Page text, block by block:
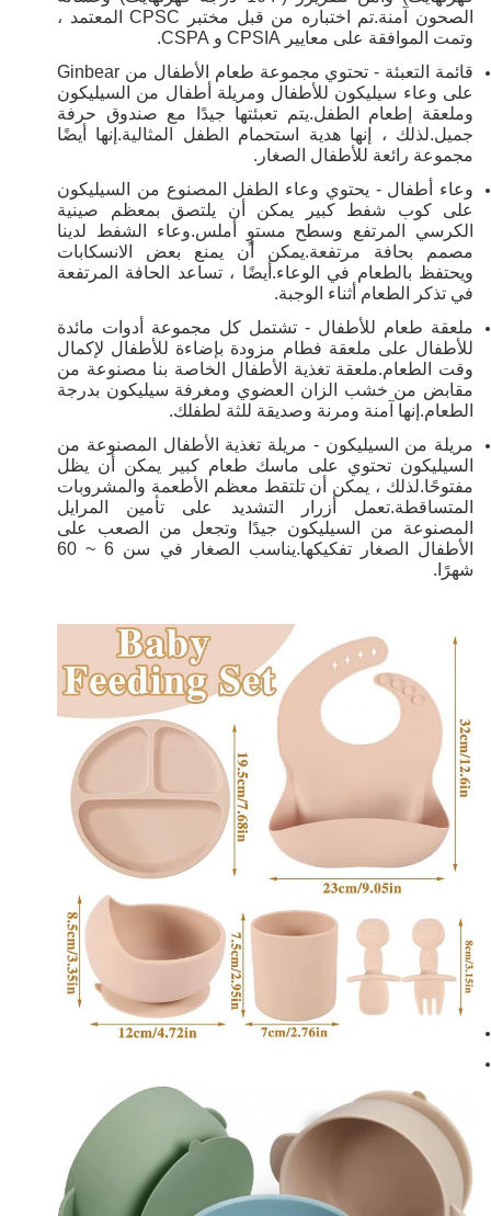
الصحون آمنة.تم اختباره من قبل مختبر CPSC المعتمد ،
وتمت الموافقة على معايير CPSIA و CSPA.
قائمة التعبئة - تحتوي مجموعة طعام الأطفال من Ginbear
على وعاء سيليكون للأطفال ومريلة أطفال من السيليكون
وملعقة إطعام الطفل.يتم تعبئتها جيدًا مع صندوق حرفة
جميل.لذلك ، إنها هدية استحمام الطفل المثالية.إنها أيضًا
مجموعة رائعة للأطفال الصغار.
وعاء أطفال - يحتوي وعاء الطفل المصنوع من السيليكون
على كوب شفط كبير يمكن أن يلتصق بمعظم صينية
الكرسي المرتفع وسطح مستوٍ أملس.وعاء الشفط لدينا
مصمم بحافة مرتفعة.يمكن أن يمنع بعض الانسكابات
ويحتفظ بالطعام في الوعاء.أيضًا ، تساعد الحافة المرتفعة
في تذكر الطعام أثناء الوجبة.
ملعقة طعام للأطفال - تشتمل كل مجموعة أدوات مائدة
للأطفال على ملعقة فطام مزودة بإضاءة للأطفال لإكمال
وقت الطعام.ملعقة تغذية الأطفال الخاصة بنا مصنوعة من
مقابض من خشب الزان العضوي ومغرفة سيليكون بدرجة
الطعام.إنها آمنة ومرنة وصديقة للثة لطفلك.
مريلة من السيليكون - مريلة تغذية الأطفال المصنوعة من
السيليكون تحتوي على ماسك طعام كبير يمكن أن يظل
مفتوحًا.لذلك ، يمكن أن تلتقط معظم الأطعمة والمشروبات
المتساقطة.تعمل أزرار التشديد على تأمين المرايل
المصنوعة من السيليكون جيدًا وتجعل من الصعب على
الأطفال الصغار تفكيكها.يناسب الصغار في سن 6 ~ 60
شهرًا.